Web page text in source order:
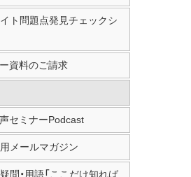
ト問題点発見チェックシ
資料のご請求
セミナーPodcast
メールマガジン
問・用語「ここだけ知れば